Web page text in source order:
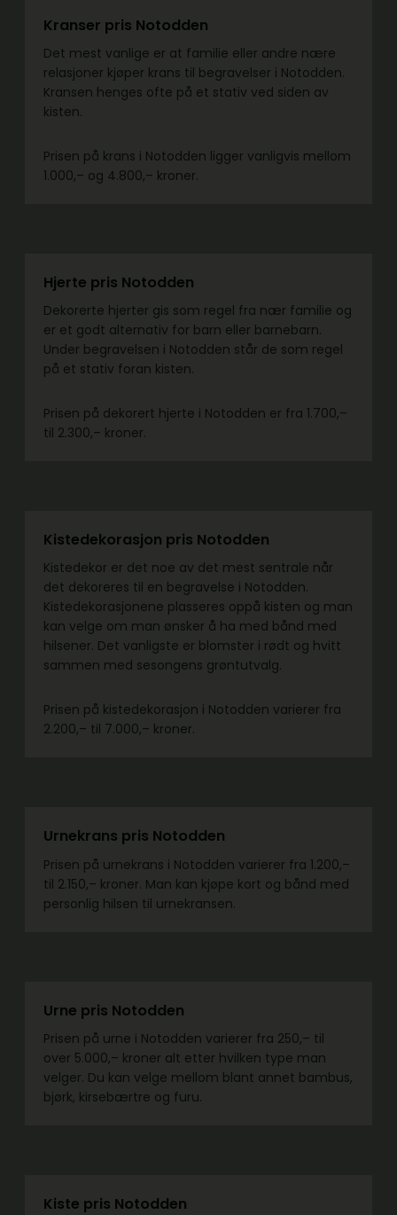
Kranser pris Notodden
Det mest vanlige er at familie eller andre nære
relasjoner kjøper krans til begravelser i Notodden.
Kransen henges ofte på et stativ ved siden av
kisten.
Prisen på krans i Notodden ligger vanligvis mellom
1.000,– og 4.800,– kroner.
Hjerte pris Notodden
Dekorerte hjerter gis som regel fra nær familie og
er et godt alternativ for barn eller barnebarn.
Under begravelsen i Notodden står de som regel
på et stativ foran kisten.
Prisen på dekorert hjerte i Notodden er fra 1.700,–
til 2.300,– kroner.
Kistedekorasjon pris Notodden
Kistedekor er det noe av det mest sentrale når
det dekoreres til en begravelse i Notodden.
Kistedekorasjonene plasseres oppå kisten og man
kan velge om man ønsker å ha med bånd med
hilsener. Det vanligste er blomster i rødt og hvitt
sammen med sesongens grøntutvalg.
Prisen på kistedekorasjon i Notodden varierer fra
2.200,– til 7.000,– kroner.
Urnekrans pris Notodden
Prisen på urnekrans i Notodden varierer fra 1.200,–
til 2.150,– kroner. Man kan kjøpe kort og bånd med
personlig hilsen til urnekransen.
Urne pris Notodden
Prisen på urne i Notodden varierer fra 250,– til
over 5.000,– kroner alt etter hvilken type man
velger. Du kan velge mellom blant annet bambus,
bjørk, kirsebærtre og furu.
Kiste pris Notodden